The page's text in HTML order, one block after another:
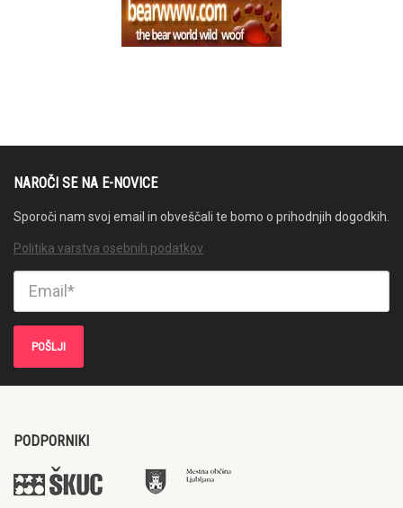
NAROČI SE NA E-NOVICE
Sporoči nam svoj email in obveščali te bomo o prihodnjih dogodkih.
Politika varstva osebnih podatkov
PODPORNIKI